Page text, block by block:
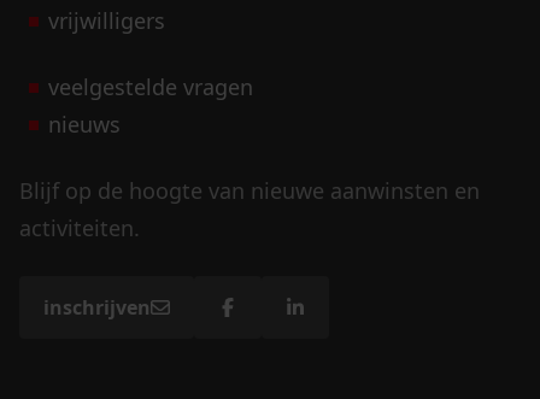
vrijwilligers
veelgestelde vragen
nieuws
Blijf op de hoogte van nieuwe aanwinsten en
activiteiten.
inschrijven